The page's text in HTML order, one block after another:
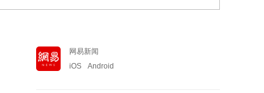
网易新闻
iOS
Android